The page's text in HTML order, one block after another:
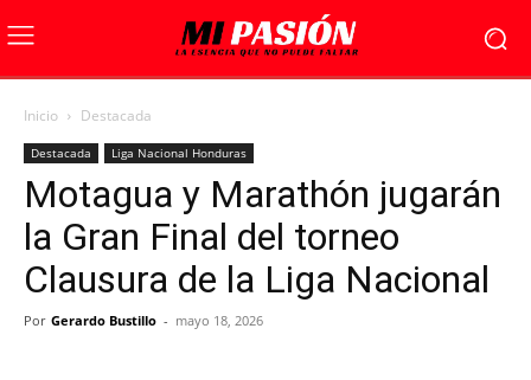
Inicio Destacada
Destacada Liga Nacional Honduras
Motagua y Marathón jugarán
la Gran Final del torneo
Clausura de la Liga Nacional
Por Gerardo Bustillo - mayo 18, 2026